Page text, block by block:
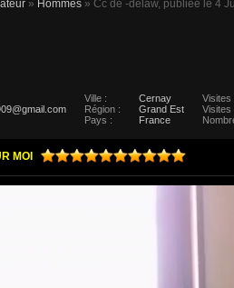
» Hommes » Cc de -delaw, publiée le 4
Ville : Cernay Visites
Région : Grand Est Visites
Pays : France
MOI